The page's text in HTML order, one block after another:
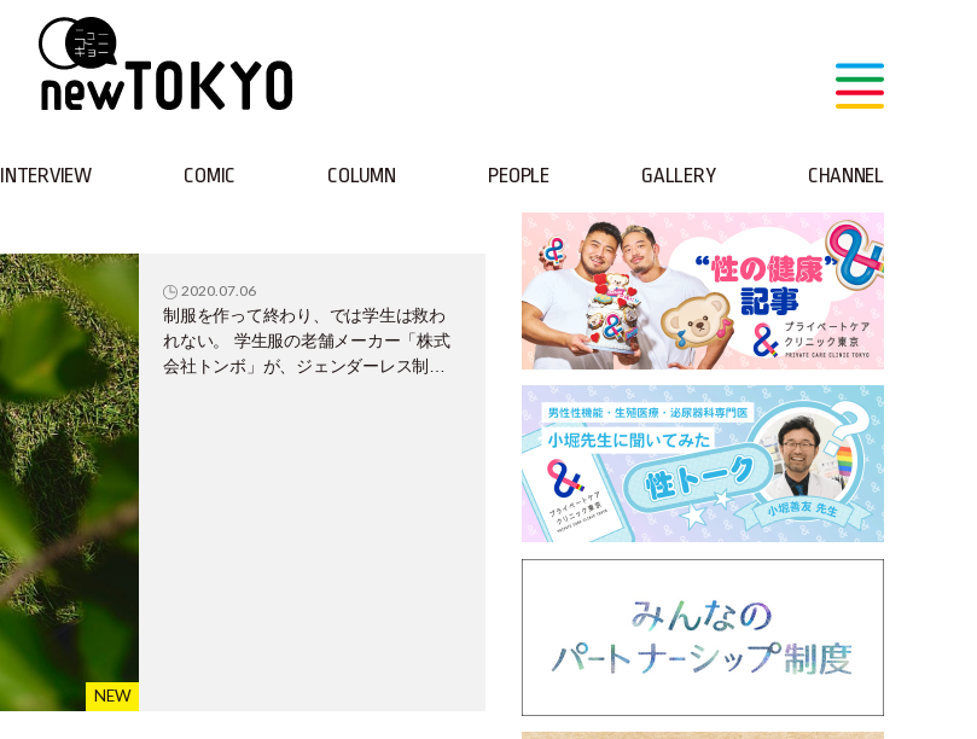
INTERVIEW COMIC COLUMN PEOPLE GALLERY CHANNEL
2020.07.06
制服を作って終わり、では学生は救わ
れない。 学生服の老舗メーカー「株式
会社トンボ」が、ジェンダーレス制服